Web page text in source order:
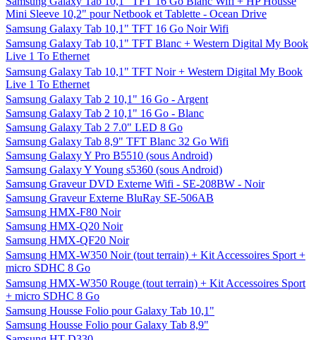
Mini Sleeve 10,2" pour Netbook et Tablette - Ocean Drive
Samsung Galaxy Tab 10,1" TFT 16 Go Noir Wifi
Samsung Galaxy Tab 10,1" TFT Blanc + Western Digital My Book
Live 1 To Ethernet
Samsung Galaxy Tab 10,1" TFT Noir + Western Digital My Book
Live 1 To Ethernet
Samsung Galaxy Tab 2 10,1" 16 Go - Argent
Samsung Galaxy Tab 2 10,1" 16 Go - Blanc
Samsung Galaxy Tab 2 7.0" LED 8 Go
Samsung Galaxy Tab 8,9" TFT Blanc 32 Go Wifi
Samsung Galaxy Y Pro B5510 (sous Android)
Samsung Galaxy Y Young s5360 (sous Android)
Samsung Graveur DVD Externe Wifi - SE-208BW - Noir
Samsung Graveur Externe BluRay SE-506AB
Samsung HMX-F80 Noir
Samsung HMX-Q20 Noir
Samsung HMX-QF20 Noir
Samsung HMX-W350 Noir (tout terrain) + Kit Accessoires Sport +
micro SDHC 8 Go
Samsung HMX-W350 Rouge (tout terrain) + Kit Accessoires Sport
+ micro SDHC 8 Go
Samsung Housse Folio pour Galaxy Tab 10,1"
Samsung Housse Folio pour Galaxy Tab 8,9"